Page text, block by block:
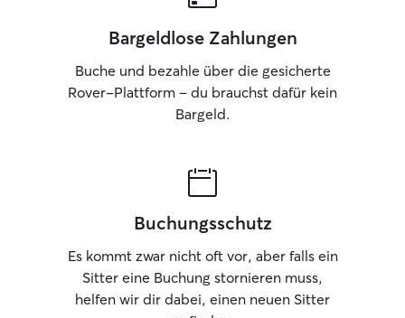
Bargeldlose Zahlungen
Buche und bezahle über die gesicherte
Rover-Plattform – du brauchst dafür kein
Bargeld.
Buchungsschutz
Es kommt zwar nicht oft vor, aber falls ein
Sitter eine Buchung stornieren muss,
helfen wir dir dabei, einen neuen Sitter